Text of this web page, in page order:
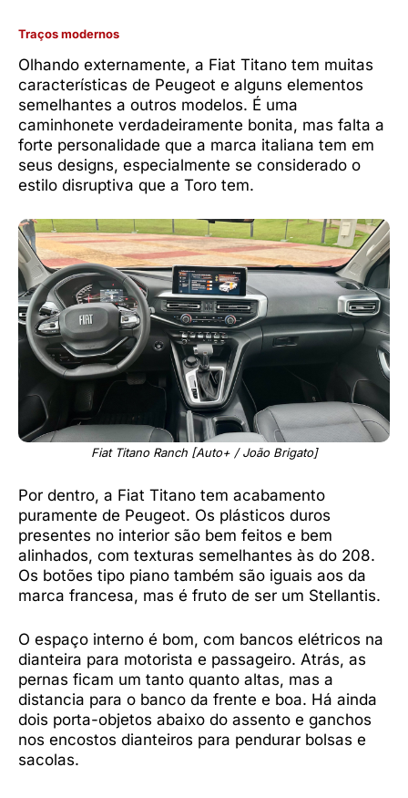
Traços modernos
Olhando externamente, a Fiat Titano tem muitas
características de Peugeot e alguns elementos
semelhantes a outros modelos. É uma
caminhonete verdadeiramente bonita, mas falta a
forte personalidade que a marca italiana tem em
seus designs, especialmente se considerado o
estilo disruptiva que a Toro tem.
Fiat Titano Ranch [Auto+ / João Brigato]
Por dentro, a Fiat Titano tem acabamento
puramente de Peugeot. Os plásticos duros
presentes no interior são bem feitos e bem
alinhados, com texturas semelhantes às do 208.
Os botões tipo piano também são iguais aos da
marca francesa, mas é fruto de ser um Stellantis.
O espaço interno é bom, com bancos elétricos na
dianteira para motorista e passageiro. Atrás, as
pernas ficam um tanto quanto altas, mas a
distancia para o banco da frente e boa. Há ainda
dois porta-objetos abaixo do assento e ganchos
nos encostos dianteiros para pendurar bolsas e
sacolas.